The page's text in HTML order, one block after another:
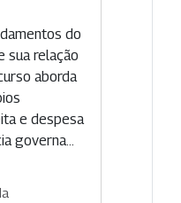
do
sua relação
aborda
e despesa
governa...